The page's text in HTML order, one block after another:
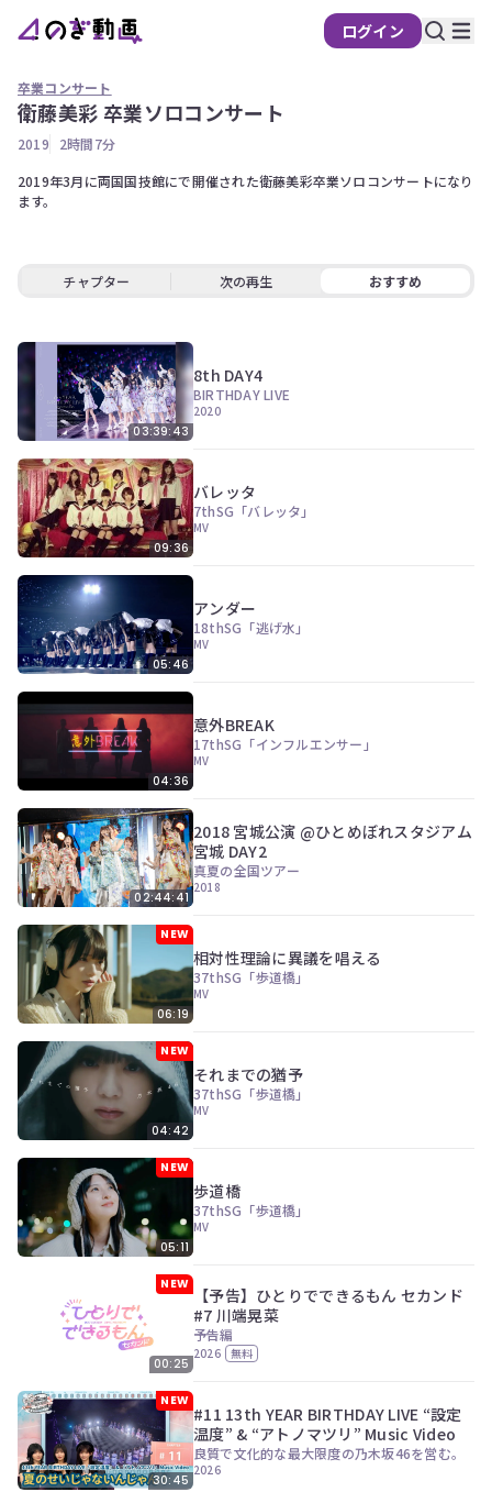
ログイン
の
動
画
限
は、
今
す
ぐ
員
登
録
す
る
卒業コンサート
衛藤美彩 卒業ソロコンサート
2019
2時間7分
2019年3月に両国国技館にで開催された衛藤美彩卒業ソロコンサートになり
ます。
チャプター 次の再生 おすすめ
03:39:43
8th DAY4
BIRTHDAY LIVE
2020
09:36
バレッタ
7thSG「バレッタ」
MV
05:46
アンダー
18thSG「逃げ水」
MV
04:36
意外BREAK
17thSG「インフルエンサー」
MV
02:44:41
2018 宮城公演 @ひとめぼれスタジアム
宮城 DAY2
真夏の全国ツアー
2018
NEW
06:19
相対性理論に異議を唱える
37thSG「歩道橋」
MV
NEW
04:42
それまでの猶予
37thSG「歩道橋」
MV
NEW
05:11
歩道橋
37thSG「歩道橋」
MV
NEW
00:25
【予告】ひとりでできるもん セカンド
#7 川端晃菜
予告編
2026 無料
NEW
30:45
#11 13th YEAR BIRTHDAY LIVE “設定
温度” & “アトノマツリ” Music Video
良質で文化的な最大限度の乃木坂46を営む。
2026